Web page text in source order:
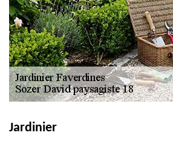
Jardinier